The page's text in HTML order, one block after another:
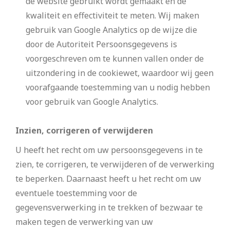
kwaliteit en effectiviteit te meten. Wij maken
gebruik van Google Analytics op de wijze die
door de Autoriteit Persoonsgegevens is
voorgeschreven om te kunnen vallen onder de
uitzondering in de cookiewet, waardoor wij geen
voorafgaande toestemming van u nodig hebben
voor gebruik van Google Analytics.
Inzien, corrigeren of verwijderen
U heeft het recht om uw persoonsgegevens in te
zien, te corrigeren, te verwijderen of de verwerking
te beperken. Daarnaast heeft u het recht om uw
eventuele toestemming voor de
gegevensverwerking in te trekken of bezwaar te
maken tegen de verwerking van uw